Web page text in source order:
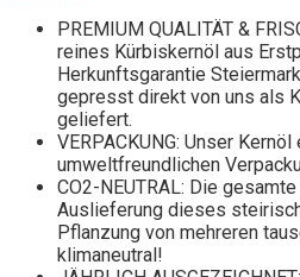
PREMIUM QUALITÄT &
reines Kürbiskernöl aus
Herkunftsgarantie
gepresst direkt von uns als
geliefert.
VERPACKUNG: Unser
umweltfreundlichen
CO2-NEUTRAL: Die
Auslieferung dieses
Pflanzung von mehreren
klimaneutral!